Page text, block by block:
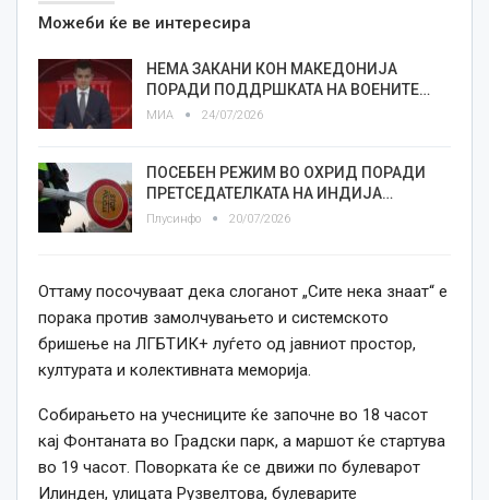
Можеби ќе ве интересира
НЕМА ЗАКАНИ КОН МАКЕДОНИЈА
ПОРАДИ ПОДДРШКАТА НА ВОЕНИТЕ…
МИА 24/07/2026
ПОСЕБЕН РЕЖИМ ВО ОХРИД ПОРАДИ
ПРЕТСЕДАТЕЛКАТА НА ИНДИЈА…
Плусинфо 20/07/2026
Оттаму посочуваат дека слоганот „Сите нека знаат“ е
порака против замолчувањето и системското
бришење на ЛГБТИК+ луѓето од јавниот простор,
културата и колективната меморија.
Собирањето на учесниците ќе започне во 18 часот
кај Фонтаната во Градски парк, а маршот ќе стартува
во 19 часот. Поворката ќе се движи по булеварот
Илинден, улицата Рузвелтова, булеварите